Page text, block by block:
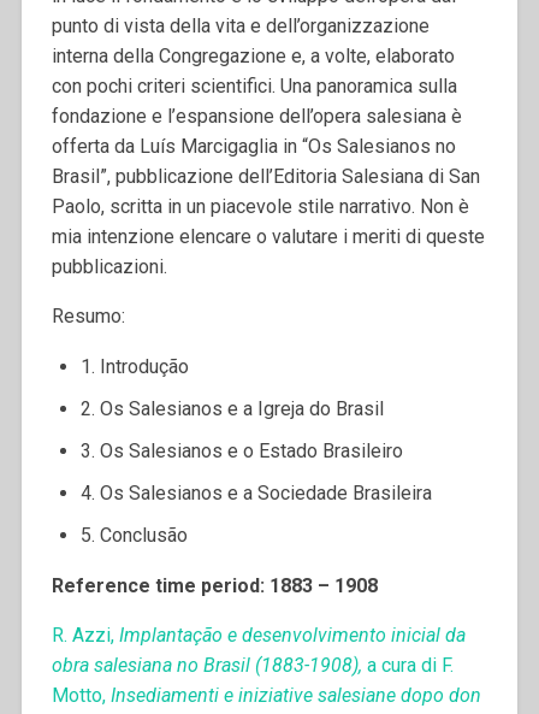
punto di vista della vita e dell’organizzazione
interna della Congregazione e, a volte, elaborato
con pochi criteri scientifici. Una panoramica sulla
fondazione e l’espansione dell’opera salesiana è
offerta da Luís Marcigaglia in “Os Salesianos no
Brasil”, pubblicazione dell’Editoria Salesiana di San
Paolo, scritta in un piacevole stile narrativo. Non è
mia intenzione elencare o valutare i meriti di queste
pubblicazioni.
Resumo:
1. Introdução
2. Os Salesianos e a Igreja do Brasil
3. Os Salesianos e o Estado Brasileiro
4. Os Salesianos e a Sociedade Brasileira
5. Conclusão
Reference time period: 1883 – 1908
R. Azzi, Implantação e desenvolvimento inicial da
obra salesiana no Brasil (1883-1908), a cura di F.
Motto, Insediamenti e iniziative salesiane dopo don